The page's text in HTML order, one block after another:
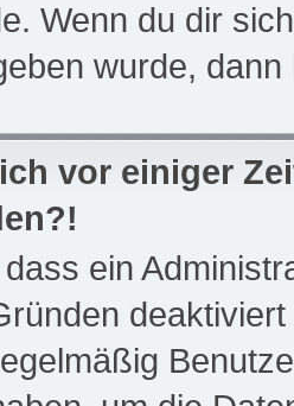
Wenn du dir
wurde,
vor einiger
ein